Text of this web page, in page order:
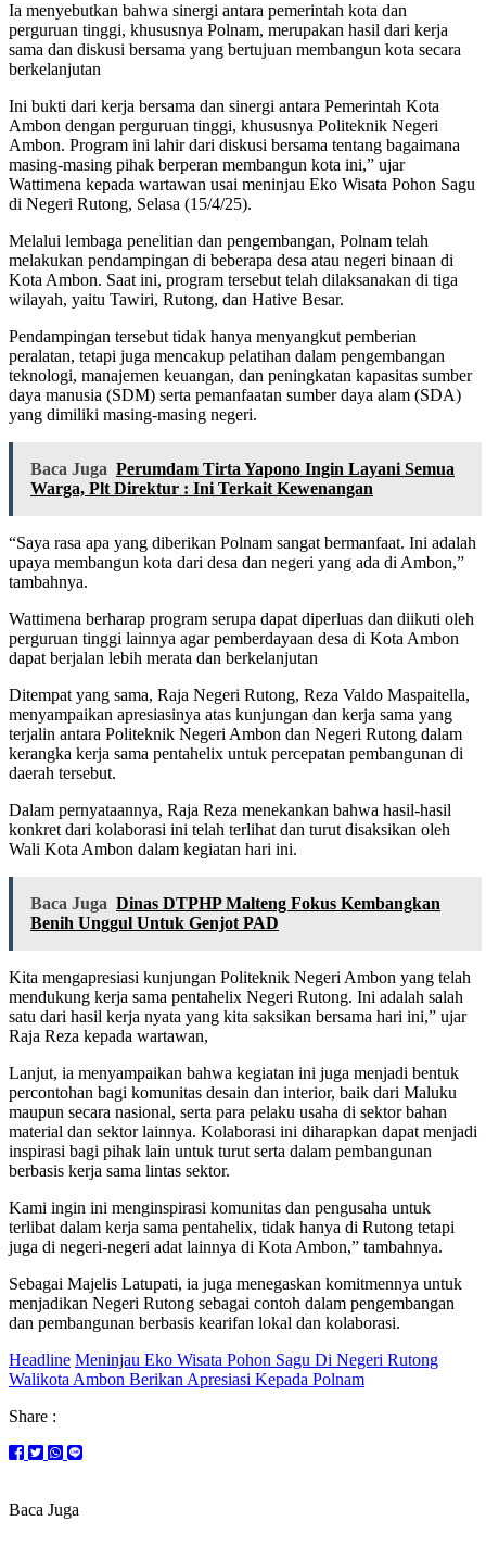
Ia menyebutkan bahwa sinergi antara pemerintah kota dan
perguruan tinggi, khususnya Polnam, merupakan hasil dari kerja
sama dan diskusi bersama yang bertujuan membangun kota secara
berkelanjutan
Ini bukti dari kerja bersama dan sinergi antara Pemerintah Kota
Ambon dengan perguruan tinggi, khususnya Politeknik Negeri
Ambon. Program ini lahir dari diskusi bersama tentang bagaimana
masing-masing pihak berperan membangun kota ini,” ujar
Wattimena kepada wartawan usai meninjau Eko Wisata Pohon Sagu
di Negeri Rutong, Selasa (15/4/25).
Melalui lembaga penelitian dan pengembangan, Polnam telah
melakukan pendampingan di beberapa desa atau negeri binaan di
Kota Ambon. Saat ini, program tersebut telah dilaksanakan di tiga
wilayah, yaitu Tawiri, Rutong, dan Hative Besar.
Pendampingan tersebut tidak hanya menyangkut pemberian
peralatan, tetapi juga mencakup pelatihan dalam pengembangan
teknologi, manajemen keuangan, dan peningkatan kapasitas sumber
daya manusia (SDM) serta pemanfaatan sumber daya alam (SDA)
yang dimiliki masing-masing negeri.
Baca Juga Perumdam Tirta Yapono Ingin Layani Semua
Warga, Plt Direktur : Ini Terkait Kewenangan
“Saya rasa apa yang diberikan Polnam sangat bermanfaat. Ini adalah
upaya membangun kota dari desa dan negeri yang ada di Ambon,”
tambahnya.
Wattimena berharap program serupa dapat diperluas dan diikuti oleh
perguruan tinggi lainnya agar pemberdayaan desa di Kota Ambon
dapat berjalan lebih merata dan berkelanjutan
Ditempat yang sama, Raja Negeri Rutong, Reza Valdo Maspaitella,
menyampaikan apresiasinya atas kunjungan dan kerja sama yang
terjalin antara Politeknik Negeri Ambon dan Negeri Rutong dalam
kerangka kerja sama pentahelix untuk percepatan pembangunan di
daerah tersebut.
Dalam pernyataannya, Raja Reza menekankan bahwa hasil-hasil
konkret dari kolaborasi ini telah terlihat dan turut disaksikan oleh
Wali Kota Ambon dalam kegiatan hari ini.
Baca Juga Dinas DTPHP Malteng Fokus Kembangkan
Benih Unggul Untuk Genjot PAD
Kita mengapresiasi kunjungan Politeknik Negeri Ambon yang telah
mendukung kerja sama pentahelix Negeri Rutong. Ini adalah salah
satu dari hasil kerja nyata yang kita saksikan bersama hari ini,” ujar
Raja Reza kepada wartawan,
Lanjut, ia menyampaikan bahwa kegiatan ini juga menjadi bentuk
percontohan bagi komunitas desain dan interior, baik dari Maluku
maupun secara nasional, serta para pelaku usaha di sektor bahan
material dan sektor lainnya. Kolaborasi ini diharapkan dapat menjadi
inspirasi bagi pihak lain untuk turut serta dalam pembangunan
berbasis kerja sama lintas sektor.
Kami ingin ini menginspirasi komunitas dan pengusaha untuk
terlibat dalam kerja sama pentahelix, tidak hanya di Rutong tetapi
juga di negeri-negeri adat lainnya di Kota Ambon,” tambahnya.
Sebagai Majelis Latupati, ia juga menegaskan komitmennya untuk
menjadikan Negeri Rutong sebagai contoh dalam pengembangan
dan pembangunan berbasis kearifan lokal dan kolaborasi.
Headline Meninjau Eko Wisata Pohon Sagu Di Negeri Rutong
Walikota Ambon Berikan Apresiasi Kepada Polnam
Share :
Baca Juga